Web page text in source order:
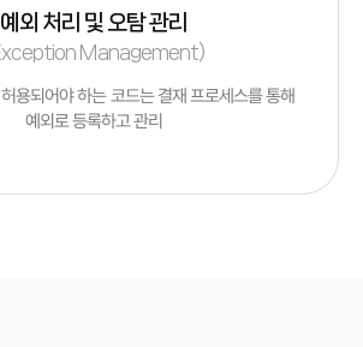
예외 처리 및 오탐 관리
Management)
용되어야 하는 코드는 결재 프로세스를 통해
예외로 등록하고 관리